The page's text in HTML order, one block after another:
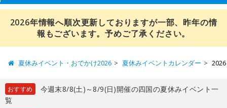
2026年情報へ順次更新しておりますが一部、昨年の情
報もございます。予めご了承ください。
夏休みイベント・おでかけ2026 夏休みイベントカレンダー
おすすめ
今週末8/8(土)～8/9(日)開催の四国の夏休みイベント一
覧